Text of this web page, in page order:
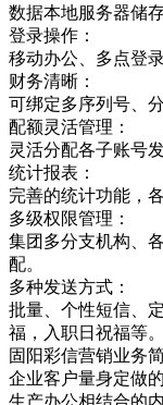
数据本地服务器储
登录操作：
移动办公、多点登
财务清晰：
可绑定多序列号、
配额灵活管理：
灵活分配各子账号
统计报表：
完善的统计功能，
多级权限管理：
集团多分支机构、
配。
多种发送方式：
批量、个性短信、
福，入职日祝福等。
固阳彩信营销业务
企业客户量身定做
生产办公相结合的